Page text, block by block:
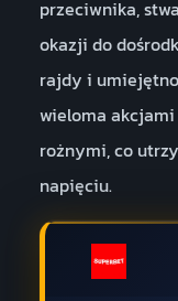
przeciwnika,
okazji do
rajdy i
wieloma
rożnymi, co
napięciu.